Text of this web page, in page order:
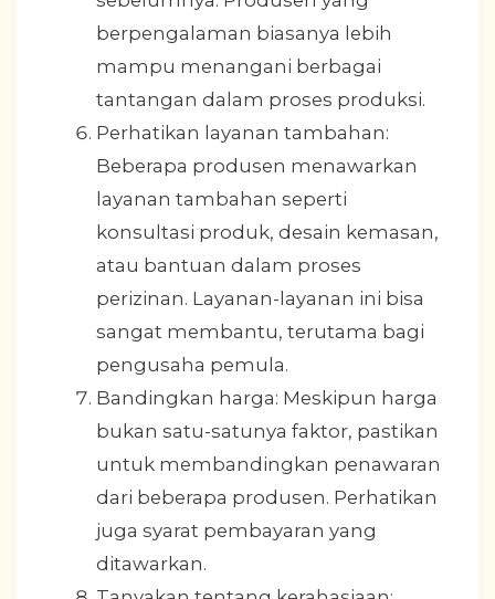
berpengalaman biasanya lebih
mampu menangani berbagai
tantangan dalam proses produksi.
Perhatikan layanan tambahan:
Beberapa produsen menawarkan
layanan tambahan seperti
konsultasi produk, desain kemasan,
atau bantuan dalam proses
perizinan. Layanan-layanan ini bisa
sangat membantu, terutama bagi
pengusaha pemula.
Bandingkan harga: Meskipun harga
bukan satu-satunya faktor, pastikan
untuk membandingkan penawaran
dari beberapa produsen. Perhatikan
juga syarat pembayaran yang
ditawarkan.